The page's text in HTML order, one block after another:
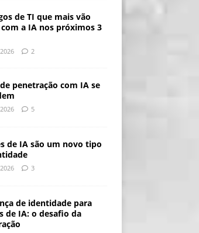
de TI que mais vão
a IA nos próximos 3
2
penetração com IA se
5
de IA são um novo tipo
3
de identidade para
de IA: o desafio da